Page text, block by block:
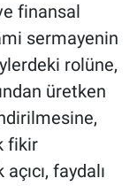
finansal
sermayenin
rolüne,
üretken
fikir
faydalı